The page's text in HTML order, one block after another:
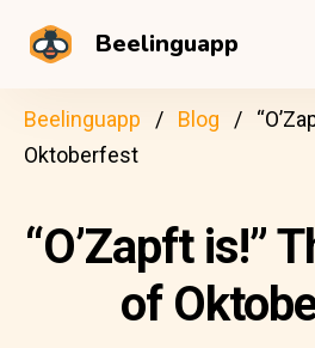
Beelinguapp
Beelinguapp Blog
Oktoberfest
“O’Zapft is!”
of